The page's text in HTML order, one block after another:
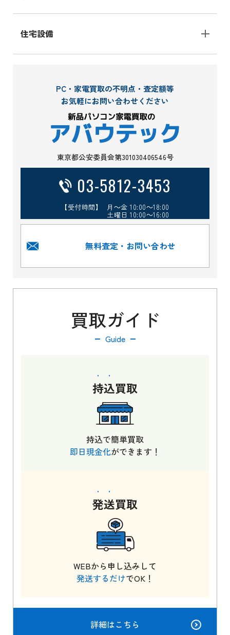
住宅設備
PC・家電買取の不明点・査定額等
お気軽にお問い合わせください
東京都公安委員会第301030406546号
03-5812-3453
【受付時間】 月～金 10:00～18:00
土曜日 10:00～16:00
無料査定・お問い合わせ
買取ガイド
Guide
持込買取
持込で簡単買取
即日現金化ができます！
発送買取
WEBから申し込みして
発送するだけでOK！
詳細はこちら